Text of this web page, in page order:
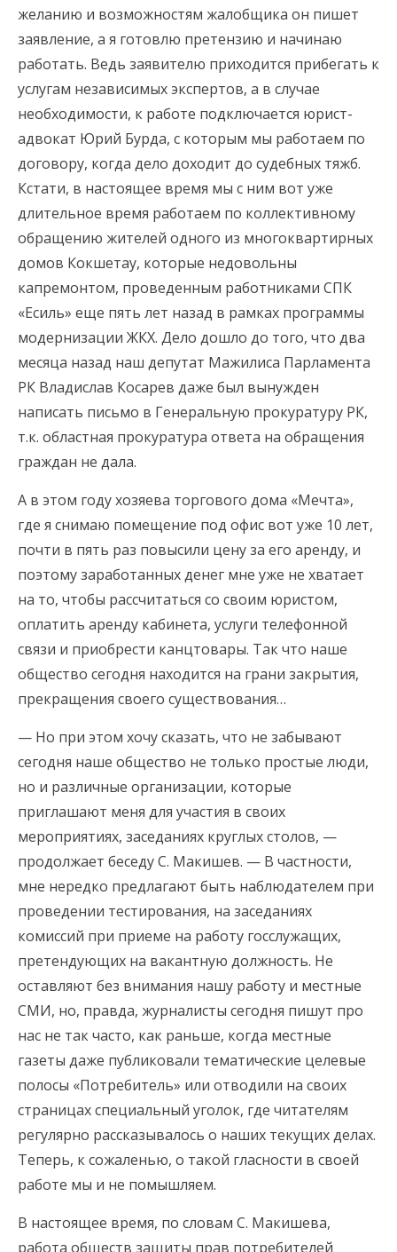
желанию и возможностям жалобщика он пишет
заявление, а я готовлю претензию и начинаю
работать. Ведь заявителю приходится прибегать к
услугам независимых экспертов, а в случае
необходимости, к работе подключается юрист-
адвокат Юрий Бурда, с которым мы работаем по
договору, когда дело доходит до судебных тяжб.
Кстати, в настоящее время мы с ним вот уже
длительное время работаем по коллективному
обращению жителей одного из многоквартирных
домов Кокшетау, которые недовольны
капремонтом, проведенным работниками СПК
«Есиль» еще пять лет назад в рамках программы
модернизации ЖКХ. Дело дошло до того, что два
месяца назад наш депутат Мажилиса Парламента
РК Владислав Косарев даже был вынужден
написать письмо в Генеральную прокуратуру РК,
т.к. областная прокуратура ответа на обращения
граждан не дала.
А в этом году хозяева торгового дома «Мечта»,
где я снимаю помещение под офис вот уже 10 лет,
почти в пять раз повысили цену за его аренду, и
поэтому заработанных денег мне уже не хватает
на то, чтобы рассчитаться со своим юристом,
оплатить аренду кабинета, услуги телефонной
связи и приобрести канцтовары. Так что наше
общество сегодня находится на грани закрытия,
прекращения своего существования…
— Но при этом хочу сказать, что не забывают
сегодня наше общество не только простые люди,
но и различные организации, которые
приглашают меня для участия в своих
мероприятиях, заседаниях круглых столов, —
продолжает беседу С. Макишев. — В частности,
мне нередко предлагают быть наблюдателем при
проведении тестирования, на заседаниях
комиссий при приеме на работу госслужащих,
претендующих на вакантную должность. Не
оставляют без внимания нашу работу и местные
СМИ, но, правда, журналисты сегодня пишут про
нас не так часто, как раньше, когда местные
газеты даже публиковали тематические целевые
полосы «Потребитель» или отводили на своих
страницах специальный уголок, где читателям
регулярно рассказывалось о наших текущих делах.
Теперь, к сожаленью, о такой гласности в своей
работе мы и не помышляем.
В настоящее время, по словам С. Макишева,
работа обществ защиты прав потребителей